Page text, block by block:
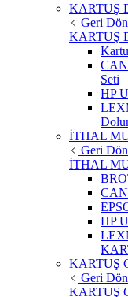
KARTUŞ
Geri Dön
KARTUŞ
Seti
HP
İTHAL
Geri Dön
İTHAL
HP
KARTUŞ
Geri Dön
KARTUŞ